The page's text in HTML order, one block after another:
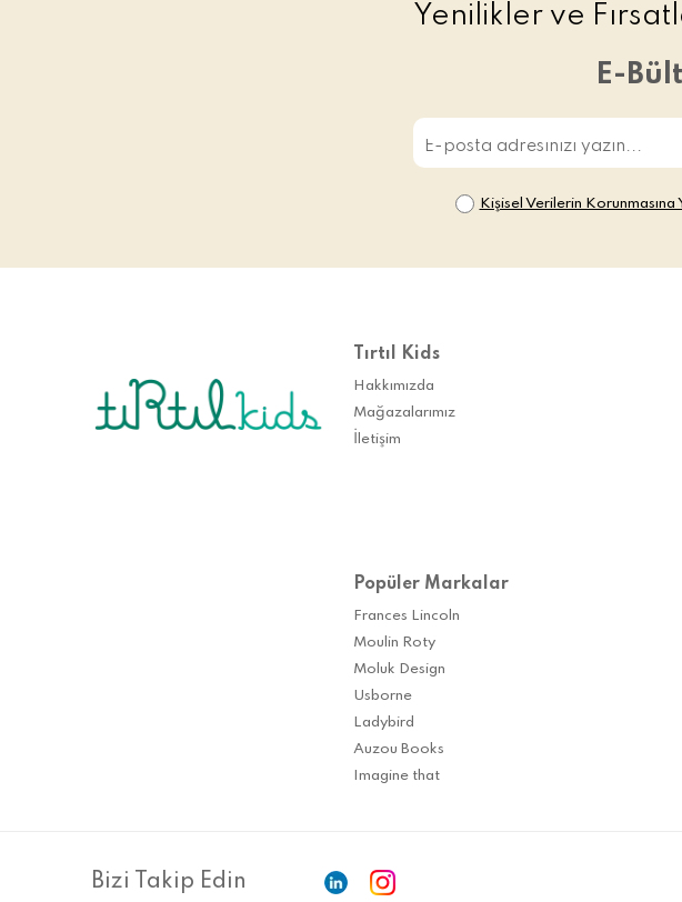
Yenilikler ve
E-
Kişisel Verilerin
Tırtıl Kids
Hakkımızda
Mağazalarımız
İletişim
Popüler Markalar
Frances Lincoln
Moulin Roty
Moluk Design
Usborne
Ladybird
Auzou Books
Imagine that
Bizi Takip Edin